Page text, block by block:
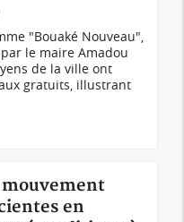
"Bouaké Nouveau",
le maire Amadou
de la ville ont
gratuits, illustrant
en